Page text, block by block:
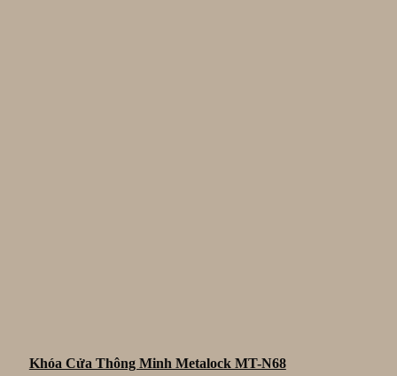
Khóa Cửa Thông Minh Metalock MT-N68